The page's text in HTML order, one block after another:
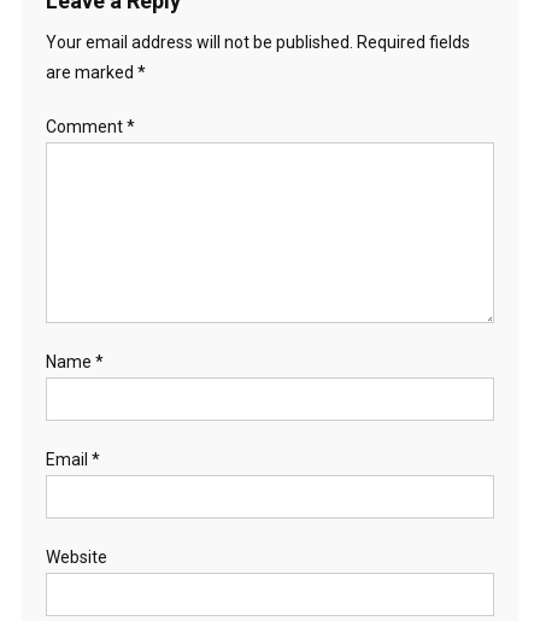
Your email address will not be published.
Required fields
are marked *
Comment*
Name *
Email *
Website